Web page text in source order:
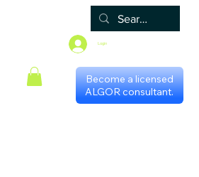
Login
Become a licensed
ALGOR consultant.